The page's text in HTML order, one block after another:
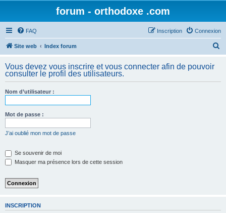
forum - orthodoxe .com
FAQ Connexion
Inscription
Site web Index forum
h
Vous devez vous inscrire et vous connecter afin de pouvoir
consulter le profil des utilisateurs.
Nom d’utilisateur :
Mot de passe :
J’ai oublié mon mot de passe
Se souvenir de moi
Masquer ma présence lors de cette session
INSCRIPTION